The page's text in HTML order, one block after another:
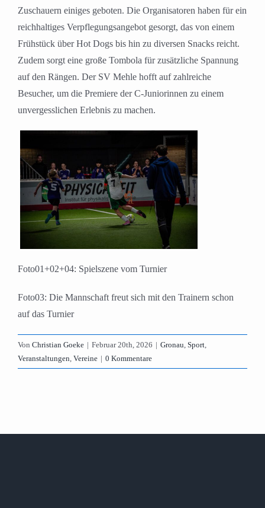
Zuschauern einiges geboten. Die Organisatoren haben für ein
reichhaltiges Verpflegungsangebot gesorgt, das von einem
Frühstück über Hot Dogs bis hin zu diversen Snacks reicht.
Zudem sorgt eine große Tombola für zusätzliche Spannung
auf den Rängen. Der SV Mehle hofft auf zahlreiche
Besucher, um die Premiere der C-Juniorinnen zu einem
unvergesslichen Erlebnis zu machen.
Foto01+02+04: Spielszene vom Turnier
Foto03: Die Mannschaft freut sich mit den Trainern schon
auf das Turnier
Von Christian Goeke | Februar 20th, 2026 | Gronau, Sport,
Veranstaltungen, Vereine | 0 Kommentare